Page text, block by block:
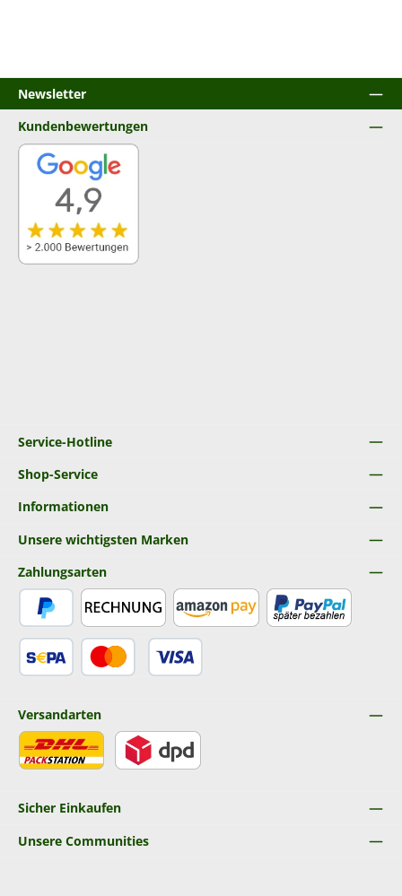
Newsletter
Service-Hotline
Shop-Service
Informationen
Unsere wichtigsten Marken
Sicher Einkaufen
Kundenbewertungen
Unsere Communities
Zahlungsarten
Versandarten